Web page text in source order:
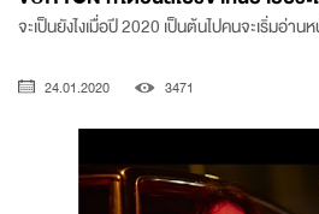
จะเป็นยังไงเมื่อปี 2020 เป็นต้นไปคนจะเริ่มอ่า
24.01.2020 3471